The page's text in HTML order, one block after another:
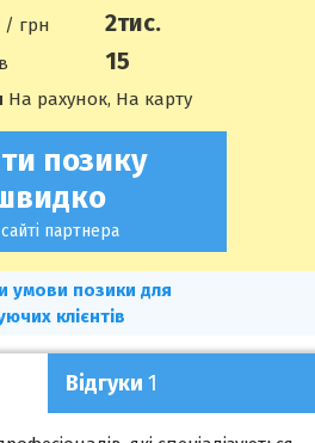
/ грн 2тис.
15
На рахунок, На карту
позику
партнера
умови позики для
клієнтів
Відгуки 1